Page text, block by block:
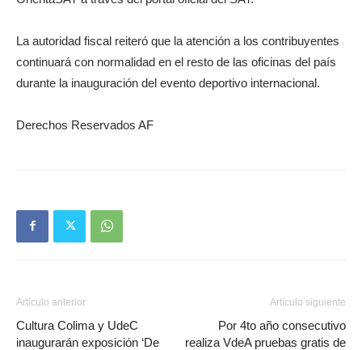
La autoridad fiscal reiteró que la atención a los contribuyentes
continuará con normalidad en el resto de las oficinas del país
durante la inauguración del evento deportivo internacional.
Derechos Reservados AF
Artículo anterior
Cultura Colima y UdeC
inaugurarán exposición ‘De
Artículo siguiente
‎‎Por 4to año consecutivo
realiza VdeA pruebas gratis de